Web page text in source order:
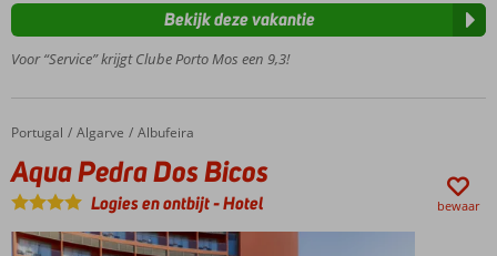
Groot
zwembad
tuin
Ideaal
het
hele
Voor “Service” krijgt Clube Porto Mos een 9,3!
Bekijk deze vakantie
Home
Portugal Algarve Albufeira
Aqua Pedra Dos Bicos
Aqua Pedra Dos Bicos
Logies en ontbijt-Hotel bewaar